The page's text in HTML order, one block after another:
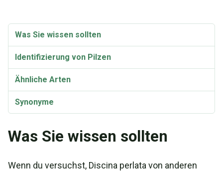
Was Sie wissen sollten
Identifizierung von Pilzen
Ähnliche Arten
Synonyme
Was Sie wissen sollten
Wenn du versuchst, Discina perlata von anderen